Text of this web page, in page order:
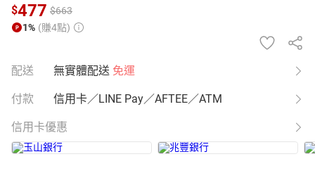
$477 $663
1% (賺4點)
配送 無實體配送 免運
付款 信用卡／LINE Pay／AFTEE／ATM
信用卡優惠